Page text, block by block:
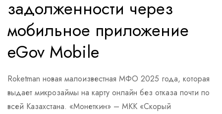
задолженности через
мобильное приложение
eGov Mobile
Roketman новая малоизвестная МФО 2025 года, которая
выдает микрозаймы на карту онлайн без отказа почти по
всей Казахстана. «Монеткин» – МКК «Скорый